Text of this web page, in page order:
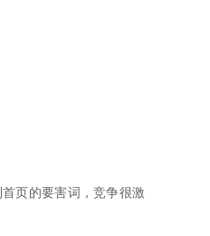
页的要害词，竞争很激